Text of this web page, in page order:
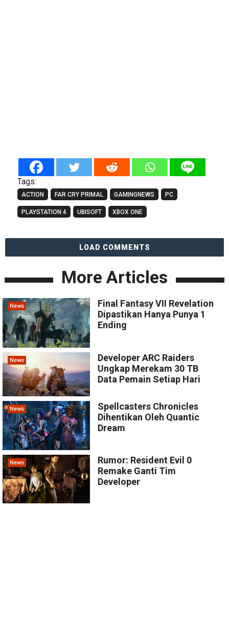
Tags:
ACTION FAR CRY PRIMAL GAMINGNEWS PC
PLAYSTATION 4 UBISOFT XBOX ONE
LOAD COMMENTS
More Articles
News
Final Fantasy VII Revelation
Dipastikan Hanya Punya 1
Ending
News
Developer ARC Raiders
Ungkap Merekam 30 TB
Data Pemain Setiap Hari
News
Spellcasters Chronicles
Dihentikan Oleh Quantic
Dream
News
Rumor: Resident Evil 0
Remake Ganti Tim
Developer